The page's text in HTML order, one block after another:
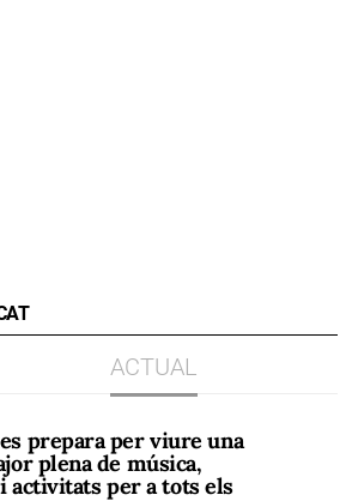
ACTUAL
prepara per viure una
plena de música,
activitats per a tots els